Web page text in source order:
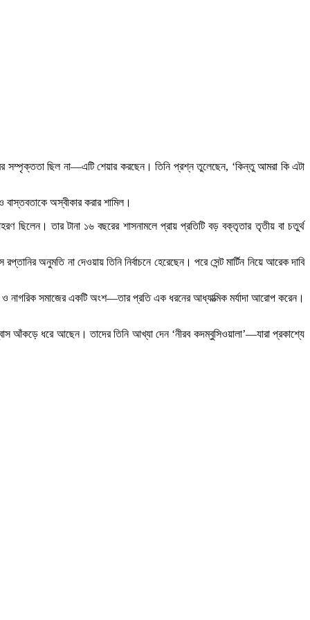
সম্পৃক্ততা ছিল না—এটি শেয়ার করছেন। তিনি প্রশ্ন তুলেছেন, ‘কিন্তু আমরা কি এটা
অস্বীকার করার শামিল।
ছিলেন। তার টানা ১৬ বছরের শাসনামলে প্রায় প্রতিটি বড় বক্তৃতার তৃতীয় বা চতুর্থ
অনুমতি না দেওয়ায় তিনি নির্বাচনে হেরেছেন। পরে সেন্ট মার্টিন নিয়ে আরেক দাবি
নাগরিক সমাজের একটি অংশ—তার প্রতি এক ধরনের আধ্যাত্মিক মর্যাদা আরোপ করেন।
আঁকড়ে ধরে আছেন। তাদের তিনি আখ্যা দেন ‘নীরব কদম্বুসিওয়ালা’—যারা প্রকাশ্যে